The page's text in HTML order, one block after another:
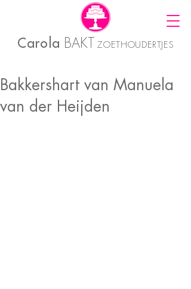
Carola BAKT ZOETHOUDERTJES
Bakkershart van Manuela
van der Heijden